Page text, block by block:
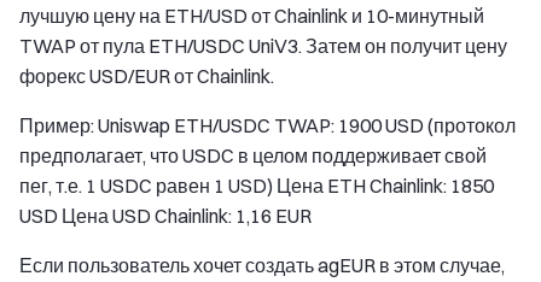
лучшую цену на ETH/USD от Chainlink и 10-минутный
TWAP от пула ETH/USDC UniV3. Затем он получит цену
форекс USD/EUR от Chainlink.
Пример: Uniswap ETH/USDC TWAP: 1900 USD (протокол
предполагает, что USDC в целом поддерживает свой
пег, т.е. 1 USDC равен 1 USD) Цена ETH Chainlink: 1850
USD Цена USD Chainlink: 1,16 EUR
Если пользователь хочет создать agEUR в этом случае,